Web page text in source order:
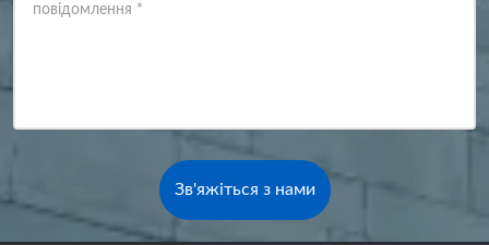
повідомлення *
Зв'яжіться з нами